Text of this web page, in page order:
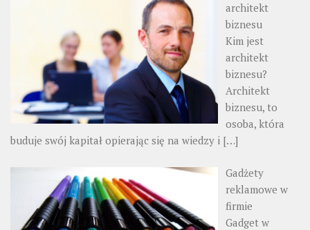
architekt
biznesu
Kim jest
architekt
biznesu?
Architekt
biznesu, to
osoba, która
buduje swój kapitał opierając się na wiedzy i […]
Gadżety
reklamowe w
firmie
Gadget w